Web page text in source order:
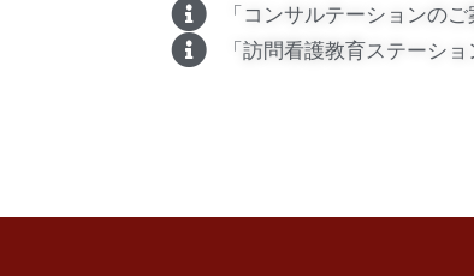
「コンサルテーションの
「訪問看護教育ステーシ